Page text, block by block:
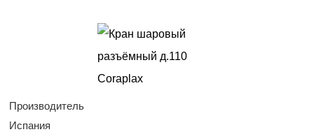
Производитель
Испания